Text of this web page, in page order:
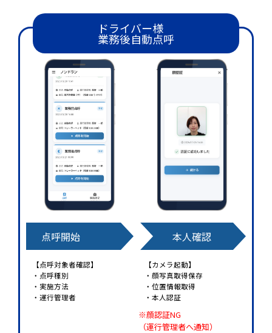
ドライバー様
業務後自動点呼
点呼開始
【点呼対象者確認】
・点呼種別
・実施方法
・運行管理者
本人確認
【カメラ起動】
・顔写真取得保存
・位置情報取得
・本人認証
※顔認証NG
（運行管理者へ通知）